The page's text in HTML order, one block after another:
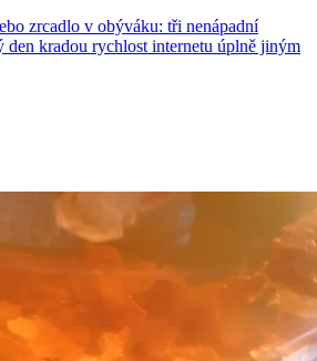
zrcadlo v obýváku: tři nenápadní
den kradou rychlost internetu úplně jiným